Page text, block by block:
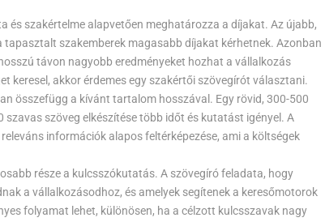
és szakértelme alapvetően meghatározza a díjakat. Az újabb,
szakemberek magasabb díjakat kérhetnek. Azonban
távon nagyobb eredményeket hozhat a vállalkozás
keresel, akkor érdemes egy szakértői szövegírót választani.
összefügg a kívánt tartalom hosszával. Egy rövid, 300-500
szöveg elkészítése több időt és kutatást igényel. A
információk alapos feltérképezése, ami a költségek
része a kulcsszókutatás. A szövegíró feladata, hogy
a vállalkozásodhoz, és amelyek segítenek a keresőmotorok
folyamat lehet, különösen, ha a célzott kulcsszavak nagy